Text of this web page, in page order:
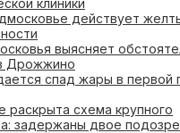
действует
выясняет
Дрожжино
спад жары в первой
раскрыта схема крупного
задержаны двое